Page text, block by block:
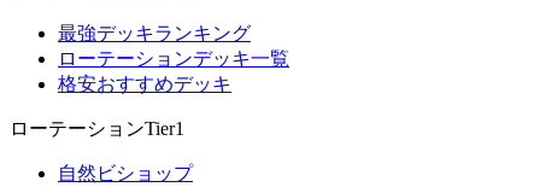
最強デッキランキング
ローテーションデッキ一覧
格安おすすめデッキ
ローテーションTier1
自然ビショップ